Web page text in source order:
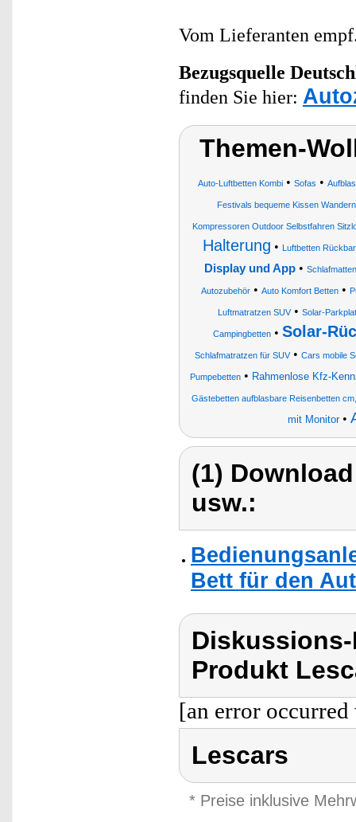
Vom Lieferanten
Bezugsquelle
finden Sie hier:
Themen-
Auto-Luftbetten Kombi • Sofas •
Festivals bequeme Kissen
Kompressoren Outdoor Selbstfahren
Halterung • Luftbetten
Display und App •
Autozubehör • Auto Komfort Betten •
Luftmatratzen SUV• Solar-
Campingbetten• Solar-
Schlafmatratzen für SUV• Cars mobile
Pumpebetten• Rahmenlose Kfz-
Gästebetten aufblasbare Reisenbetten
mit Monitor•
(1)
usw.:
Bett für den
Produkt
[an error
Lescars
* Preise inklusive